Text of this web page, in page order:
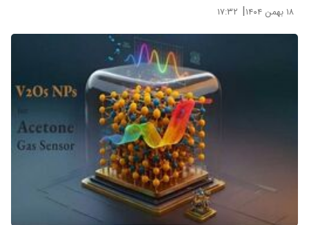
۱۸ بهمن ۱۴۰۴ | ۱۷:۳۲